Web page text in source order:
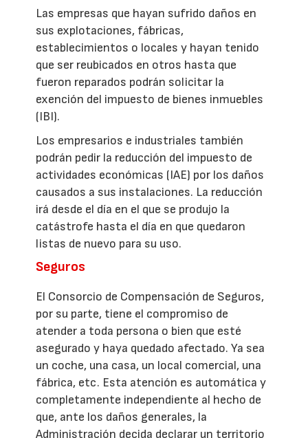
Las empresas que hayan sufrido daños en
sus explotaciones, fábricas,
establecimientos o locales y hayan tenido
que ser reubicados en otros hasta que
fueron reparados podrán solicitar la
exención del impuesto de bienes inmuebles
(IBI).
Los empresarios e industriales también
podrán pedir la reducción del impuesto de
actividades económicas (IAE) por los daños
causados a sus instalaciones. La reducción
irá desde el día en el que se produjo la
catástrofe hasta el día en que quedaron
listas de nuevo para su uso.
Seguros
El Consorcio de Compensación de Seguros,
por su parte, tiene el compromiso de
atender a toda persona o bien que esté
asegurado y haya quedado afectado. Ya sea
un coche, una casa, un local comercial, una
fábrica, etc. Esta atención es automática y
completamente independiente al hecho de
que, ante los daños generales, la
Administración decida declarar un territorio